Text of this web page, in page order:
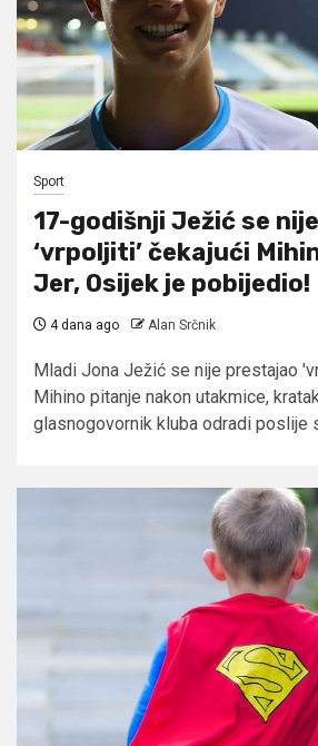
Sport
17-godišnji Ježić se
‘vrpoljiti’ čekajući
Jer, Osijek je pobijedio!
4 dana ago Alan Srčnik
Mladi Jona Ježić se nije prestajao
Mihino pitanje nakon utakmice,
glasnogovornik kluba odradi poslije